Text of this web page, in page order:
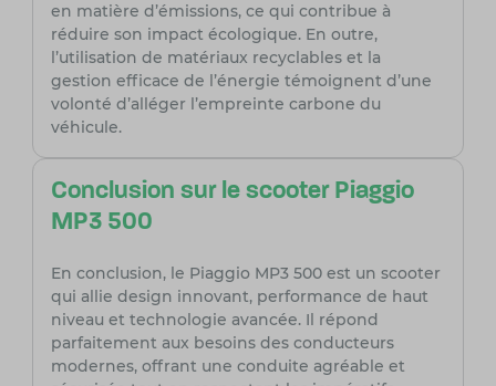
en matière d’émissions, ce qui contribue à
réduire son impact écologique. En outre,
l’utilisation de matériaux recyclables et la
gestion efficace de l’énergie témoignent d’une
volonté d’alléger l’empreinte carbone du
véhicule.
Conclusion sur le scooter Piaggio
MP3 500
En conclusion, le Piaggio MP3 500 est un scooter
qui allie design innovant, performance de haut
niveau et technologie avancée. Il répond
parfaitement aux besoins des conducteurs
modernes, offrant une conduite agréable et